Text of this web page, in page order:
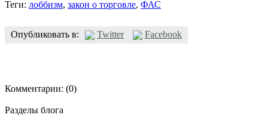
Теги: лоббизм, закон о торговле, ФАС
Опубликовать в: Twitter Facebook
Комментарии: (0)
Разделы блога